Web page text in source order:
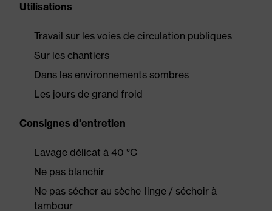
Utilisations
Travail sur les voies de circulation publiques
Sur les chantiers
Dans les environnements sombres
Les jours de grand froid
Consignes d'entretien
Lavage délicat à 40 °C
Ne pas blanchir
Ne pas sécher au sèche-linge / séchoir à
tambour